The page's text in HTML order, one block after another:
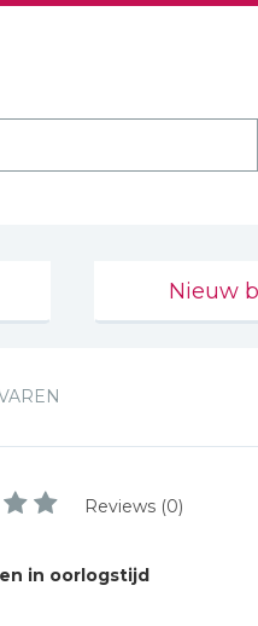
Nieuw
Reviews (0)
in oorlogstijd